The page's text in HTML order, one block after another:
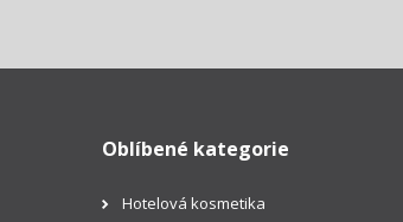
Oblíbené kategorie
Hotelová kosmetika